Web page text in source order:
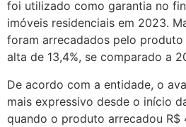
foi utilizado como garantia no
imóveis residenciais em 2023.
foram arrecadados pelo produto
alta de 13,4%, se comparado a
De acordo com a entidade, o
mais expressivo desde o início
quando o produto arrecadou R$